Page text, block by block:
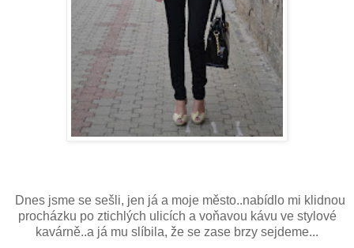
Dnes jsme se sešli, jen já a moje město..nabídlo mi klidnou
procházku po ztichlých ulicích a voňavou kávu ve stylové
kavárně..a já mu slíbila, že se zase brzy sejdeme...